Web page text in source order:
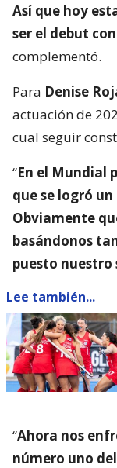
Así que hoy
ser el debut
complementó.
Para Denise
actuación de
cual seguir
“En el Mundial
que se logró
Obviamente
basándonos
puesto
Lee también...
“Ahora nos
número uno